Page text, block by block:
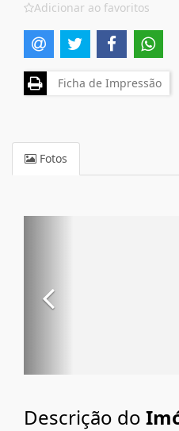
Adicionar ao favoritos
Ficha de Impressão
Fotos
Descrição do